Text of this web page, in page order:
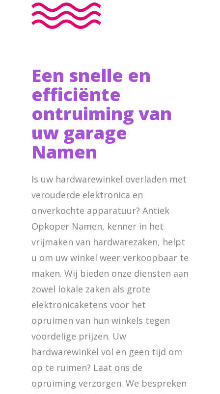
Een snelle en
efficiënte
ontruiming van
uw garage
Namen
Is uw hardwarewinkel overladen met
verouderde elektronica en
onverkochte apparatuur? Antiek
Opkoper Namen, kenner in het
vrijmaken van hardwarezaken, helpt
u om uw winkel weer verkoopbaar te
maken. Wij bieden onze diensten aan
zowel lokale zaken als grote
elektronicaketens voor het
opruimen van hun winkels tegen
voordelige prijzen. Uw
hardwarewinkel vol en geen tijd om
op te ruimen? Laat ons de
opruiming verzorgen. We bespreken